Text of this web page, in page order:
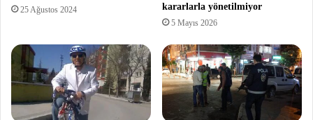
25 Ağustos 2024
kararlarla yönetilmiyor
5 Mayıs 2026